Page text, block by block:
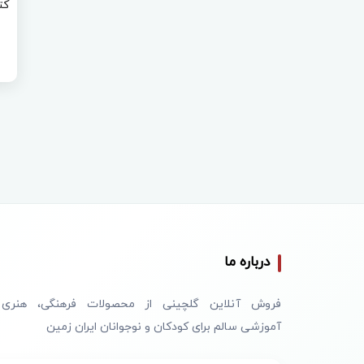
درباره ما
فروش آنلاین گلچینی از محصولات فرهنگی،
آموزشی سالم برای کودکان و نوجوانان ایران زمین